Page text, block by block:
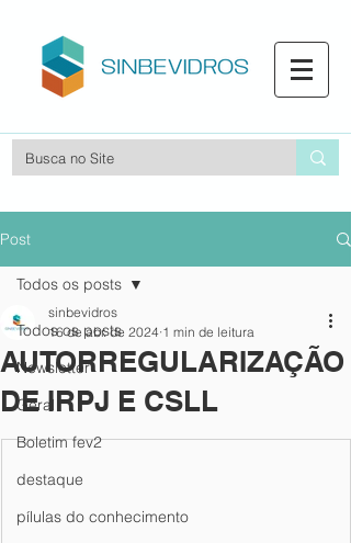
Post
Todos os posts
Newsletter
Geral
Boletim fev2
destaque
pílulas do conhecimento
Todos os posts
AUTORREGULARIZAÇÃO
DE IRPJ E CSLL
sinbevidros
16 de abr. de 2024 1 min de leitura